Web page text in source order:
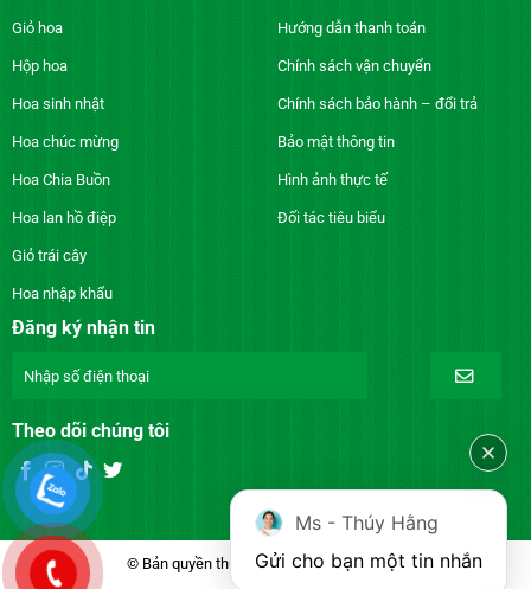
Giỏ hoa
Hộp hoa
Hoa sinh nhật
Hoa chúc mừng
Hoa Chia Buồn
Hoa lan hồ điệp
Giỏ trái cây
Hoa nhập khẩu
Hướng dẫn thanh toán
Chính sách vận chuyển
Chính sách bảo hành – đổi trả
Bảo mật thông tin
Hình ảnh thực tế
Đối tác tiêu biểu
Đăng ký nhận tin
Theo dõi chúng tôi
© Bản quyền thuộc về DienhoaXANH.com
Ms - Thúy Hằng
Gửi cho bạn một tin nhắn